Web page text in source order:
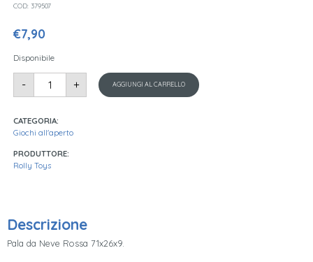
COD: 379507
€7,90
Disponibile
-
Pala
quantità
+ AGGIUNGI AL CARRELLO
CATEGORIA:
Giochi all'aperto
PRODUTTORE:
Rolly Toys
Descrizione
Pala da Neve Rossa 71x26x9.